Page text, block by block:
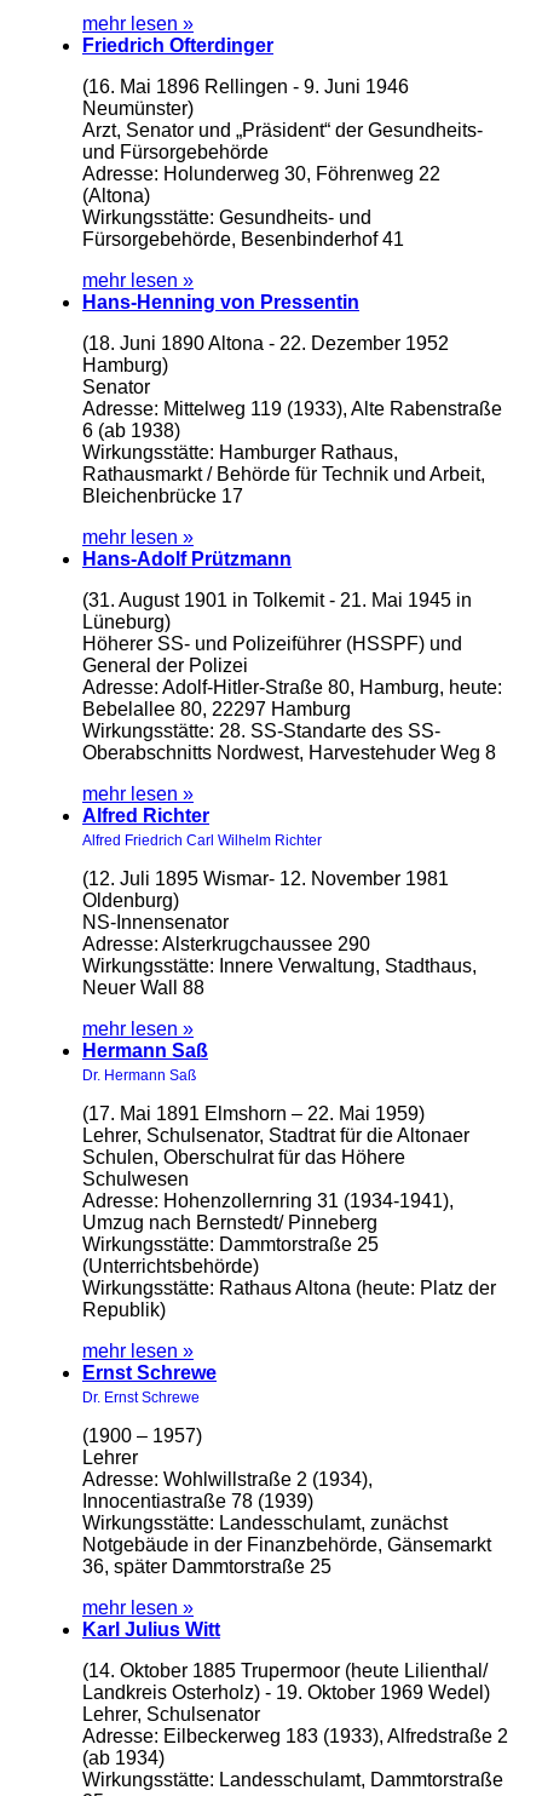
mehr lesen »
Friedrich Ofterdinger
(16. Mai 1896 Rellingen - 9. Juni 1946
Neumünster)
Arzt, Senator und „Präsident“ der Gesundheits-
und Fürsorgebehörde
Adresse: Holunderweg 30, Föhrenweg 22
(Altona)
Wirkungsstätte: Gesundheits- und
Fürsorgebehörde, Besenbinderhof 41
mehr lesen »
Hans-Henning von Pressentin
(18. Juni 1890 Altona - 22. Dezember 1952
Hamburg)
Senator
Adresse: Mittelweg 119 (1933), Alte Rabenstraße
6 (ab 1938)
Wirkungsstätte: Hamburger Rathaus,
Rathausmarkt / Behörde für Technik und Arbeit,
Bleichenbrücke 17
mehr lesen »
Hans-Adolf Prützmann
(31. August 1901 in Tolkemit - 21. Mai 1945 in
Lüneburg)
Höherer SS- und Polizeiführer (HSSPF) und
General der Polizei
Adresse: Adolf-Hitler-Straße 80, Hamburg, heute:
Bebelallee 80, 22297 Hamburg
Wirkungsstätte: 28. SS-Standarte des SS-
Oberabschnitts Nordwest, Harvestehuder Weg 8
mehr lesen »
Alfred Richter
Alfred Friedrich Carl Wilhelm Richter
(12. Juli 1895 Wismar- 12. November 1981
Oldenburg)
NS-Innensenator
Adresse: Alsterkrugchaussee 290
Wirkungsstätte: Innere Verwaltung, Stadthaus,
Neuer Wall 88
mehr lesen »
Hermann Saß
Dr. Hermann Saß
(17. Mai 1891 Elmshorn – 22. Mai 1959)
Lehrer, Schulsenator, Stadtrat für die Altonaer
Schulen, Oberschulrat für das Höhere
Schulwesen
Adresse: Hohenzollernring 31 (1934-1941),
Umzug nach Bernstedt/ Pinneberg
Wirkungsstätte: Dammtorstraße 25
(Unterrichtsbehörde)
Wirkungsstätte: Rathaus Altona (heute: Platz der
Republik)
mehr lesen »
Ernst Schrewe
Dr. Ernst Schrewe
(1900 – 1957)
Lehrer
Adresse: Wohlwillstraße 2 (1934),
Innocentiastraße 78 (1939)
Wirkungsstätte: Landesschulamt, zunächst
Notgebäude in der Finanzbehörde, Gänsemarkt
36, später Dammtorstraße 25
mehr lesen »
Karl Julius Witt
(14. Oktober 1885 Trupermoor (heute Lilienthal/
Landkreis Osterholz) - 19. Oktober 1969 Wedel)
Lehrer, Schulsenator
Adresse: Eilbeckerweg 183 (1933), Alfredstraße 2
(ab 1934)
Wirkungsstätte: Landesschulamt, Dammtorstraße